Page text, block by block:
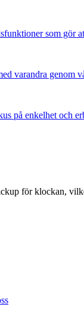
som gör
varandra genom
på enkelhet och
för klockan,